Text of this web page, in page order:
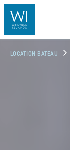
LOCATION BATEAU